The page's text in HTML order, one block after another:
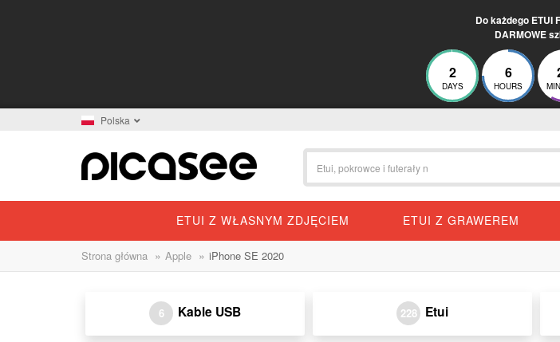
Do każdego ETUI
DARMOWE
2
DAYS
6
HOURS
Polska
ETUI Z WŁASNYM ZDJĘCIEM ETUI Z GRAWEREM
Strona główna » Apple » iPhone SE 2020
6 Kable USB 228 Etui